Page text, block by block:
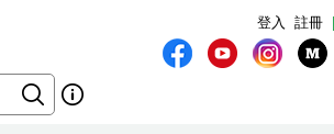
註冊
登入